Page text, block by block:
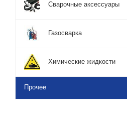
Сварочные аксессуары
Газосварка
Химические жидкости
Прочее